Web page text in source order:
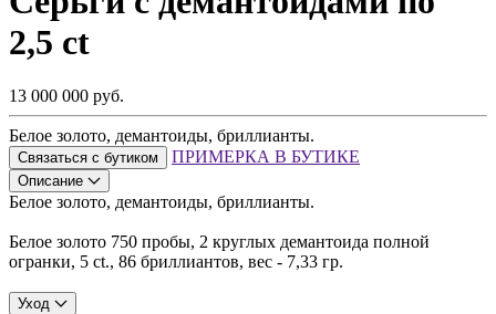
2,5 ct
13 000 000 руб.
Белое золото, демантоиды, бриллианты.
Связаться с бутиком ПРИМЕРКА В БУТИКЕ
Описание
Белое золото, демантоиды, бриллианты.
Белое золото 750 пробы, 2 круглых демантоида полной
огранки, 5 ct., 86 бриллиантов, вес - 7,33 гр.
Уход